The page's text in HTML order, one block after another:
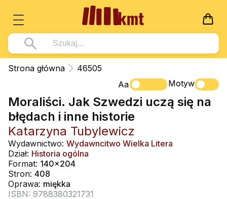
Książki
Wszystko z kategorii - Książki
Pismo Święte
Kościół Katolicki
Duszpasterstwo
Teologia
Życie chrześcijańskie
Duchowość
Wszystko z kategorii - Multimedia
DVD
CD-ROM
Muzyka
Rekolekcje i inne na CD
Śpiew i modlitwa
Dla Dzieci
Wszystko z kategorii - Dla Dzieci
Literatura (D)
Płyty, DVD (D)
Podręczniki i pomoce dydaktyczne
Podręczniki
Wszystko z kategorii - Podręczniki
Podręczniki i pomoce dydaktyczne
Zabawa i Nauka
Nowości
Zaloguj się
Strona główna
46505
Aa
Motyw
Moraliści. Jak Szwedzi uczą się na
błędach i inne historie
Katarzyna Tubylewicz
Wydawnictwo: Wydawncitwo Wielka Litera
Dział: Historia ogólna
Format: 140x204
Stron: 408
Oprawa: miękka
ISBN: 9788380321731